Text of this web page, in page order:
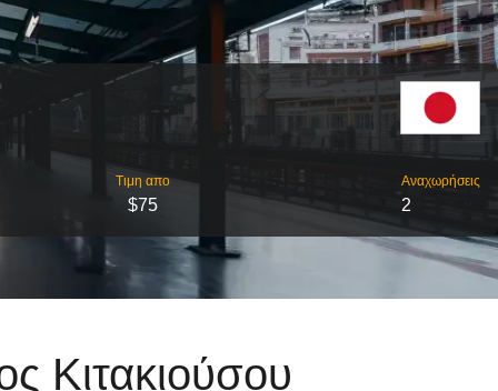
Τιμη απο
$75
Αναχωρήσεις
2
Κιτακιούσου